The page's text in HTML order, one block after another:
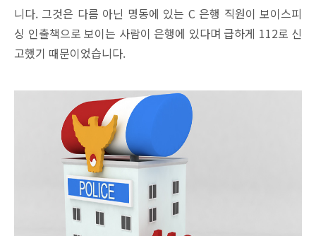
니다. 그것은 다름 아닌 명동에 있는 C 은행 직원이 보이스피
싱 인출책으로 보이는 사람이 은행에 있다며 급하게 112로 신
고했기 때문이었습니다.